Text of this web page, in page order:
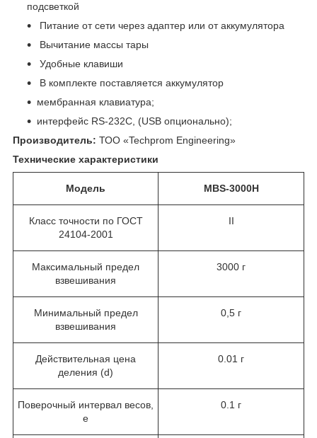
подсветкой
Питание от сети через адаптер или от аккумулятора
Вычитание массы тары
Удобные клавиши
В комплекте поставляется аккумулятор
мембранная клавиатура;
интерфейс RS-232C, (USB опционально);
Производитель: ТОО «Techprom Engineering»
Технические характеристики
Модель MBS-3000H
Класс точности по ГОСТ
24104-2001
II
Максимальный предел
взвешивания
3000 г
Минимальный предел
взвешивания
0,5 г
Действительная цена
деления (d)
0.01 г
Поверочный интервал весов,
е
0.1 г